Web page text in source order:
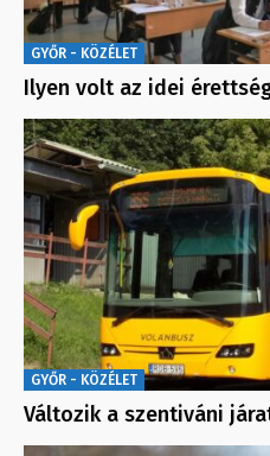
GYŐR - KÖZÉLET
Ilyen volt az idei
GYŐR - KÖZÉLET
Változik a szentiváni